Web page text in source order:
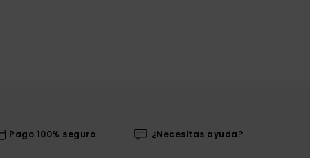
Pago 100% seguro ¿Necesitas ayuda?